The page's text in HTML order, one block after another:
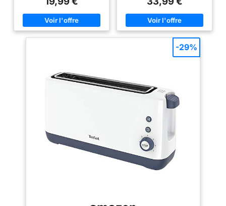
plus de stabilité.
【STYLE】Design
vintage élégant en
acier inoxydable
finition gris. Ce grille-
raffinement pour
apporter du caractère
goûts : 8 réglages de dorage
adaptés à toutes les
préférences Un toast bien
chaud en quelques secondes :
passage Utilisation sécurisée :
le bouton d'éjection arrête le
dorage quand vous le voulez -
vide et se remet en place
facilement - Le couvercle anti-
poussière empêche la
parois. UTILISATION SIMPLE ET
LISIBLE : Avec de grands
boutons faciles à lire et à
utiliser, conçus pour tous.
BOUTON ARRÊT : Ajustez le
dorage de votre grille-pain
selon vos préférences, du léger
utilisation. SURÉLÉVATION
PRATIQUE : Levier pour retirer
même les petites tranches.
TIROIR RAMASSE-MIETTES :
rapide. RÉPARABILITÉ 15 ANS
AU JUSTE PRIX : Produit
réparable dans notre réseau de
6200 réparateurs dans le
monde pour prolonger sa durée
de vie.
-29%